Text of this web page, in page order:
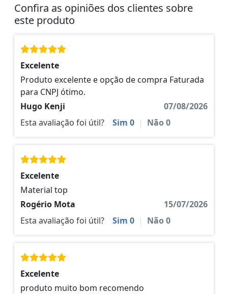
Confira as opiniões dos clientes sobre
este produto
Excelente
Produto excelente e opção de compra Faturada
para CNPJ ótimo.
Hugo Kenji
07/08/2026
Esta avaliação foi útil?
Sim 0 | Não0
Excelente
Material top
Rogério Mota
15/07/2026
Esta avaliação foi útil?
Sim 0 | Não0
Excelente
produto muito bom recomendo